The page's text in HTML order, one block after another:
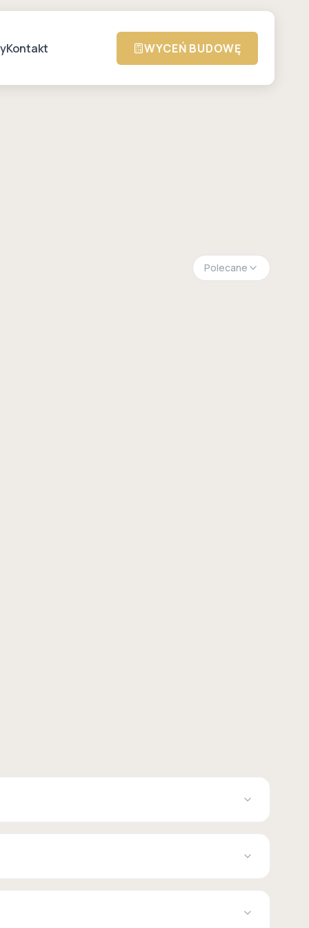
Kontakt WYCEŃ BUDOWĘ
Polecane